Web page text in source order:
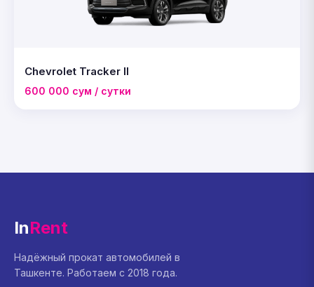
Chevrolet Tracker II
600 000 сум / сутки
InRent
Надёжный прокат автомобилей в
Ташкенте. Работаем с 2018 года.